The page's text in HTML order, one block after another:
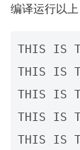
编译运行以
THIS IS
THIS IS
THIS IS
THIS IS